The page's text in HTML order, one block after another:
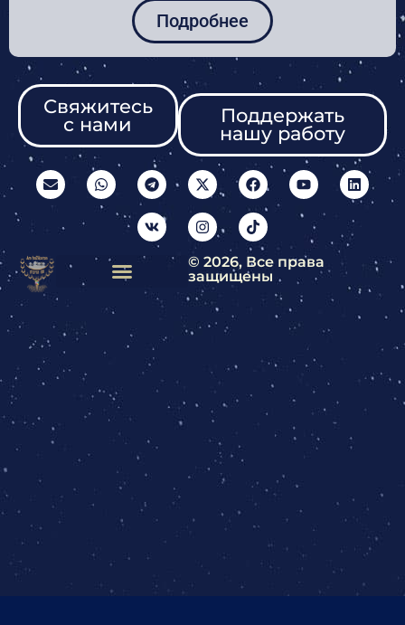
Подробнее
Свяжитесь
с нами
Поддержать
нашу работу
© 2026, Все права
защищены